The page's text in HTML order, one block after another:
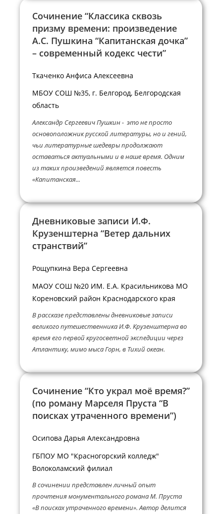
Сочинение “Классика сквозь
призму времени: произведение
А.С. Пушкина “Капитанская дочка”
– современный кодекс чести”
Ткаченко Анфиса Алексеевна
МБОУ СОШ №35, г. Белгород, Белгородская
область
Александр Сергеевич Пушкин - это не просто
основоположник русской литературы, но и гений,
чьи литературные шедевры продолжают
оставаться актуальными и в наше время. Одним
из таких произведений является повесть
«Капитанская...
Дневниковые записи И.Ф.
Крузенштерна “Ветер дальних
странствий”
Рощупкина Вера Сергеевна
МАОУ СОШ №20 ИМ. Е.А. Красильникова МО
Кореновский район Краснодарского края
В рассказе представлены дневниковые записи
великого путешественника И.Ф. Крузенштерна во
время его первой кругосветной экспедиции через
Атлантику, мимо мыса Горн, в Тихий океан.
Сочинение “Кто украл моё время?”
(по роману Марселя Пруста “В
поисках утраченного времени”)
Осипова Дарья Александровна
ГБПОУ МО "Красногорский колледж"
Волоколамский филиал
В сочинении представлен личный опыт
прочтения монументального романа М. Пруста
«В поисках утраченного времени». Автор делится